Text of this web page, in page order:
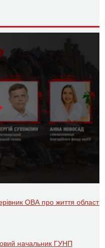
ОВА про життя області
начальник ГУНП